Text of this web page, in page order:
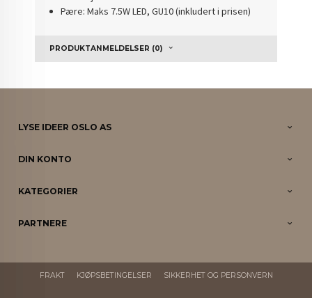
Pære: Maks 7.5W LED, GU10 (inkludert i prisen)
PRODUKTANMELDELSER (0)
LYSE IDEER OSLO AS
DIN KONTO
KATEGORIER
PARTNERE
FRAKT KJØPSBETINGELSER SIKKERHET OG PERSONVERN